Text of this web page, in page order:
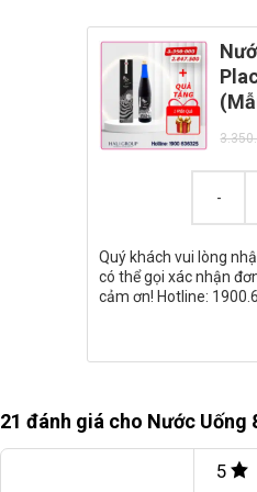
Quý khách vui lòng
có thể gọi xác nhận
cảm ơn! Hotline:
21 đánh giá cho Nước Uống
5